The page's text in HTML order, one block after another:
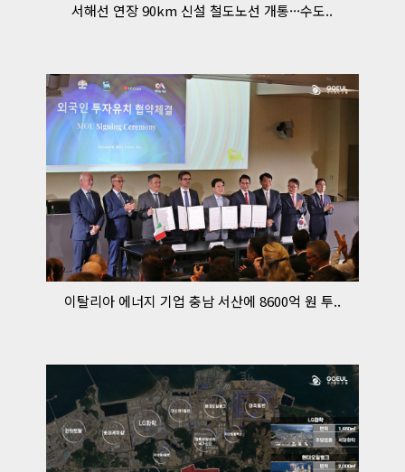
서해선 연장 90km 신설 철도노선 개통···수도..
이탈리아 에너지 기업 충남 서산에 8600억 원 투..